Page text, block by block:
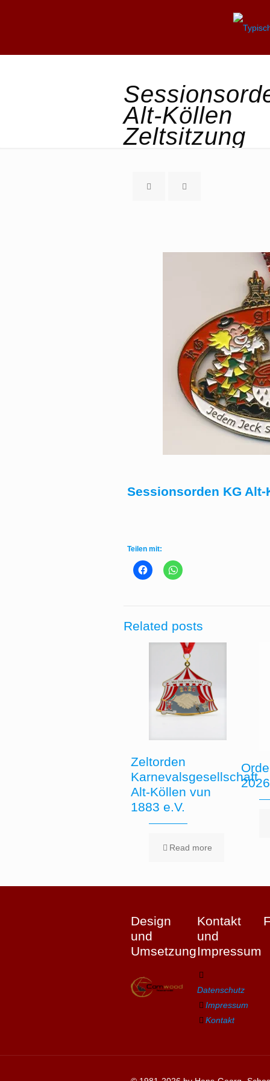
Alt-Köllen
Zeltsitzung
Sessionsorden KG
Teilen mit:
Related posts
Zeltorden
Karnevalsgesellschaft
Alt-Köllen vun
1883 e.V.
Read more
2026
Design
und
Umsetzung
Kontakt
und
Impressum
Datenschutz
Impressum
Kontakt